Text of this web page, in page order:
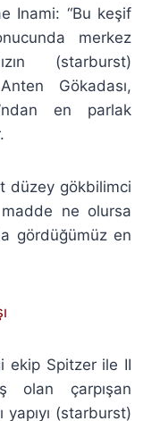
Inami: “Bu keşif
merkez
(starburst)
Gökadası,
en parlak
düzey gökbilimci
ne olursa
gördüğümüz en
ekip Spitzer ile II
olan çarpışan
yapıyı (starburst)